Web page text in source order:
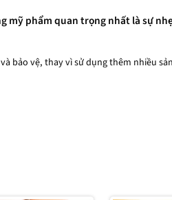
mỹ phẩm quan trọng nhất là sự
bảo vệ, thay vì sử dụng thêm nhiều